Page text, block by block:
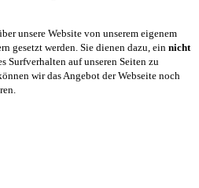
unsere Website von unserem eigenem
gesetzt werden. Sie dienen dazu, ein nicht
Surfverhalten auf unseren Seiten zu
wir das Angebot der Webseite noch